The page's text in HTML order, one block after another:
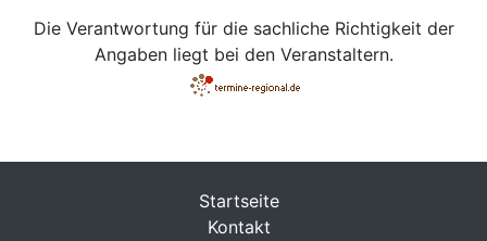
Die Verantwortung für die sachliche Richtigkeit der
Angaben liegt bei den Veranstaltern.
Startseite
Kontakt